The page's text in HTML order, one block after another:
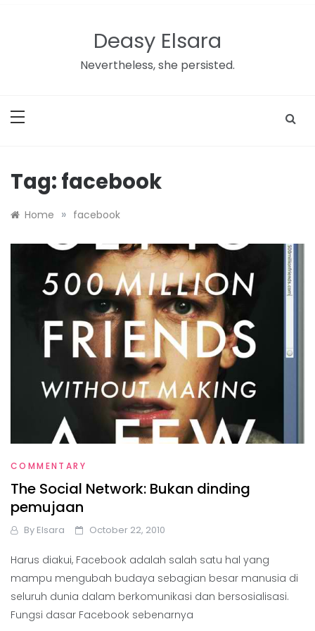
Deasy Elsara
Nevertheless, she persisted.
Tag: facebook
Home » facebook
COMMENTARY
The Social Network: Bukan dinding
pemujaan
By Elsara October 22, 2010
Harus diakui, Facebook adalah salah satu hal yang
mampu mengubah budaya sebagian besar manusia di
seluruh dunia dalam berkomunikasi dan bersosialisasi.
Fungsi dasar Facebook sebenarnya